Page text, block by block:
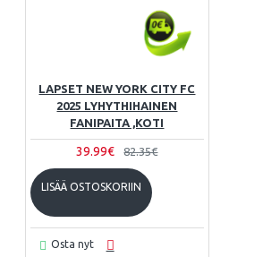
LAPSET NEW YORK CITY FC
2025 LYHYTHIHAINEN
FANIPAITA ,KOTI
39.99€ 82.35€
LISÄÄ OSTOSKORIIN
Osta nyt